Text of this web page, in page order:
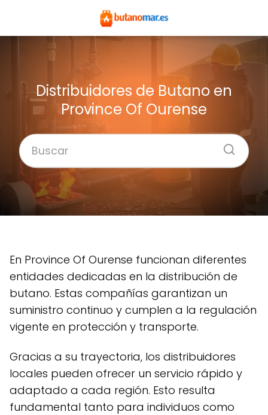
Distribuidores de Butano en
Province Of Ourense
En Province Of Ourense funcionan diferentes
entidades dedicadas en la distribución de
butano. Estas compañías garantizan un
suministro continuo y cumplen a la regulación
vigente en protección y transporte.
Gracias a su trayectoria, los distribuidores
locales pueden ofrecer un servicio rápido y
adaptado a cada región. Esto resulta
fundamental tanto para individuos como